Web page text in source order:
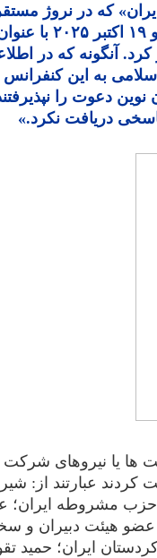
که در نروژ
روزهای ۲۶ و ۲۷
آنگونه که در
به این
دعوت را
دریافت نکرد.»
ها یا نیروهای
عبارتند از:
حزب مشروطه ایران؛
عضو هیئت دبیران و
ایران؛ حمید